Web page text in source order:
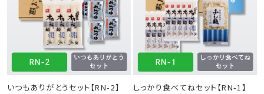
いつもありがとうセット【RN-2】 しっかり食べてねセット【RN-1】